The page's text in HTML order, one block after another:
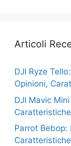
Articoli
DJI Ryze
Opinioni,
DJI Mavic
Parrot Bebop: